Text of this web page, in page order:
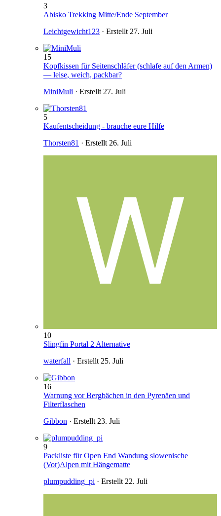
3
Abisko Trekking Mitte/Ende September
Leichtgewicht123 · Erstellt 27. Juli
15
Kopfkissen für Seitenschläfer (schlafe auf den Armen)
— leise, weich, packbar?
MiniMuli · Erstellt 27. Juli
5
Kaufentscheidung - brauche eure Hilfe
Thorsten81 · Erstellt 26. Juli
10
Slingfin Portal 2 Alternative
waterfall · Erstellt 25. Juli
16
Warnung vor Bergbächen in den Pyrenäen und
Filterflaschen
Gibbon · Erstellt 23. Juli
9
Packliste für Open End Wandung slowenische
(Vor)Alpen mit Hängematte
plumpudding_pi · Erstellt 22. Juli